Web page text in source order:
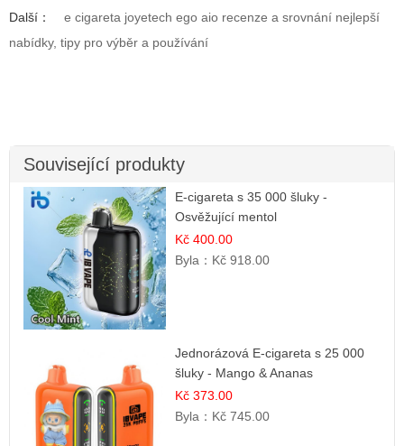
Další：
e cigareta joyetech ego aio recenze a srovnání nejlepší
nabídky, tipy pro výběr a používání
Související produkty
E-cigareta s 35 000 šluky -
Osvěžující mentol
Kč 400.00
Byla： Kč 918.00
Jednorázová E-cigareta s 25 000
šluky - Mango & Ananas
Kč 373.00
Byla： Kč 745.00